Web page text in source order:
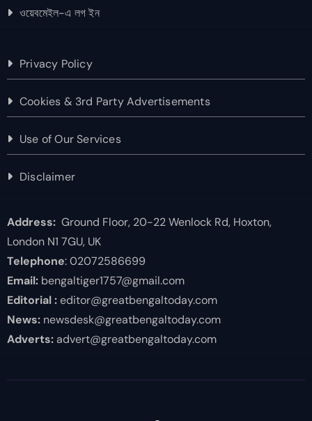
ওয়েবমেইল-এ লগ ইন
Privacy Policy
Cookies & 3rd Party Advertisements
Use of Our Services
Disclaimer
Address:Ground Floor, 20-22 Wenlock Rd, Hoxton,
London N1 7GU, UK
Telephone: 02072586699
Email:bengaltiger1757@gmail.com
Editorial :editor@greatbengaltoday.com
News:newsdesk@greatbengaltoday.com
Adverts:advert@greatbengaltoday.com